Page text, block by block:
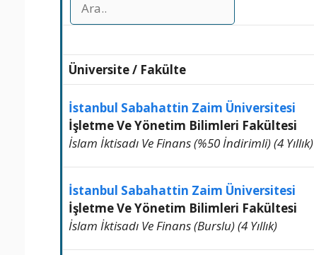
Üniversite/ Fakülte
İstanbul Sabahattin Zaim Üniversitesi
İşletme Ve Yönetim Bilimleri Fakültesi
İslam İktisadı Ve Finans (%50 İndirimli) (4 Yıllık)
İstanbul Sabahattin Zaim Üniversitesi
İşletme Ve Yönetim Bilimleri Fakültesi
İslam İktisadı Ve Finans (Burslu) (4 Yıllık)